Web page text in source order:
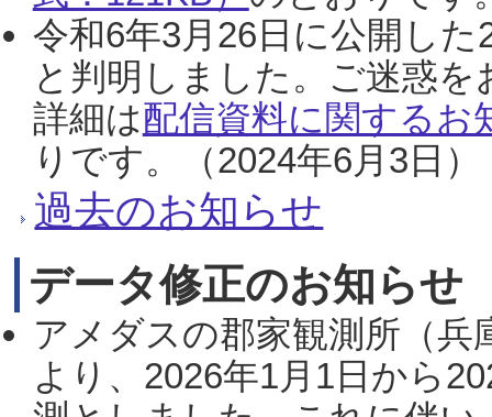
令和6年3月26日に公開し
と判明しました。ご迷惑
詳細は配信資料に関するお
りです。（2024年6月3日）
過去のお知らせ
データ修正のお知らせ
アメダスの郡家観測所（
より、2026年1月1日から